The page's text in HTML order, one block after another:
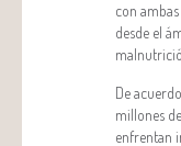
con
desde el
De
millones
enfrentan